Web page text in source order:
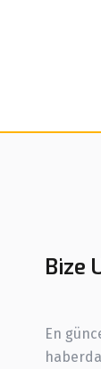
Bize
En